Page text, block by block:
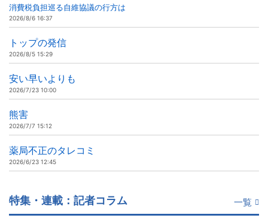
消費税負担巡る自維協議の行方は
2026/8/6 16:37
トップの発信
2026/8/5 15:29
安い早いよりも
2026/7/23 10:00
熊害
2026/7/7 15:12
薬局不正のタレコミ
2026/6/23 12:45
特集・連載：記者コラム 一覧